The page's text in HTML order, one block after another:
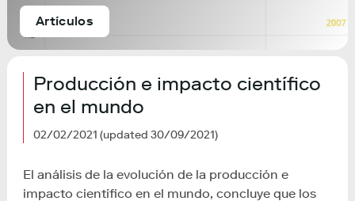
Artículos
Producción e impacto científico
en el mundo
02/02/2021 (updated 30/09/2021)
El análisis de la evolución de la producción e
impacto científico en el mundo, concluye que los